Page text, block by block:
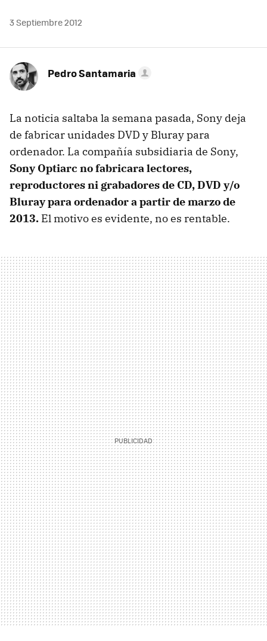
3 Septiembre 2012
Pedro Santamaria
La noticia saltaba la semana pasada, Sony deja
de fabricar unidades DVD y Bluray para
ordenador. La compañía subsidiaria de Sony,
Sony Optiarc no fabricara lectores,
reproductores ni grabadores de CD,DVD y/o
Bluray para ordenador a partir de marzo de
2013. El motivo es evidente, no es rentable.